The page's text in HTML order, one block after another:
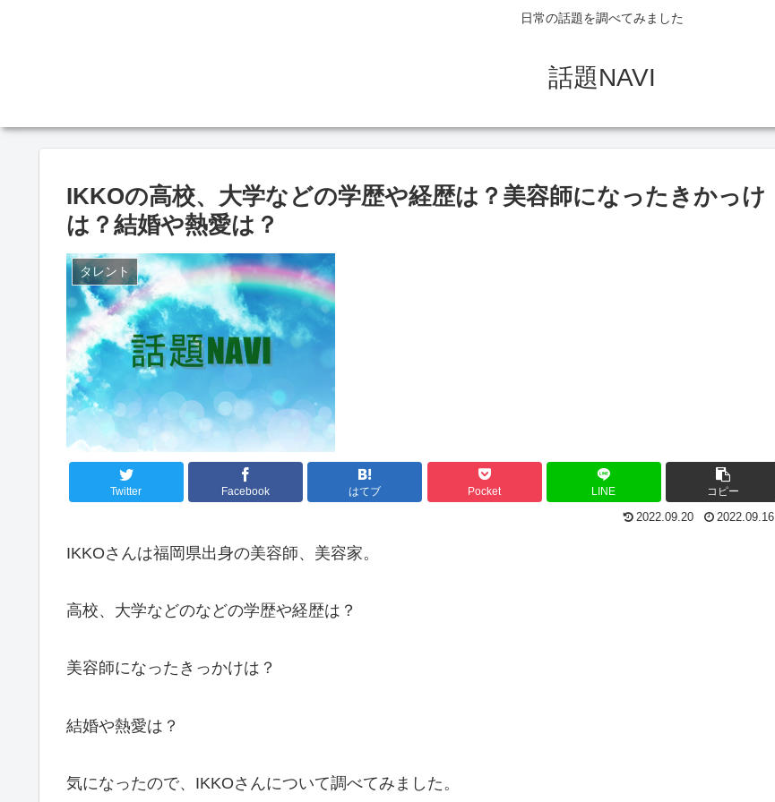
日常の話題を調べてみました
話題NAVI
IKKOの高校、大学などの学歴や経歴は？美容師になったきかっけ
は？結婚や熱愛は？
タレント
Twitter Facebook はてブ Pocket LINE コピー
2022.09.20 2022.09.16
IKKOさんは福岡県出身の美容師、美容家。
高校、大学などのなどの学歴や経歴は？
美容師になったきっかけは？
結婚や熱愛は？
気になったので、IKKOさんについて調べてみました。